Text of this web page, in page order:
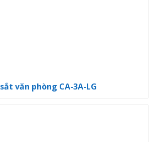
văn phòng CA-3A-LG